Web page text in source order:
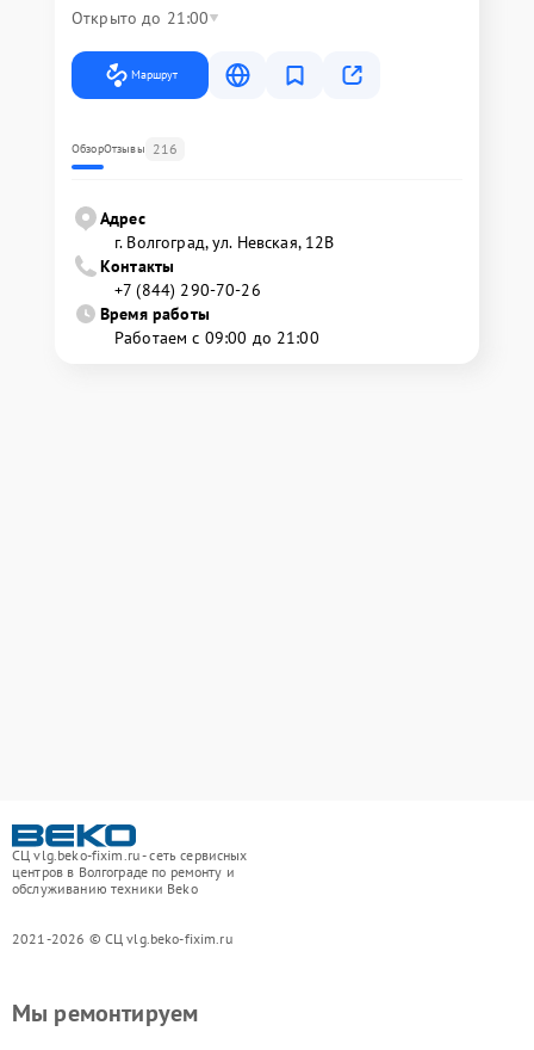
Открыто до 21:00
Маршрут
ОбзорОтзывы 216
Адрес
г. Волгоград, ул. Невская, 12В
Контакты
+7 (844) 290-70-26
Время работы
Работаем с 09:00 до 21:00
СЦ vlg.beko-fixim.ru - сеть сервисных
центров в Волгограде по ремонту и
обслуживанию техники Beko
2021-2026 © СЦ vlg.beko-fixim.ru
Мы ремонтируем